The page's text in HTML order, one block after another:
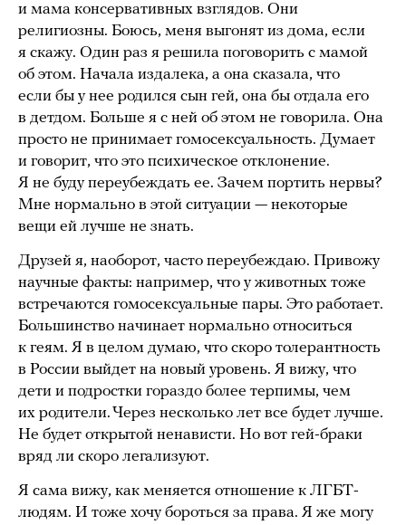
и мама консервативных взглядов. Они
религиозны. Боюсь, меня выгонят из дома, если
я скажу. Один раз я решила поговорить с мамой
об этом. Начала издалека, а она сказала, что
если бы у нее родился сын гей, она бы отдала его
в детдом. Больше я с ней об этом не говорила. Она
просто не принимает гомосексуальность. Думает
и говорит, что это психическое отклонение.
Я не буду переубеждать ее. Зачем портить нервы?
Мне нормально в этой ситуации — некоторые
вещи ей лучше не знать.
Друзей я, наоборот, часто переубеждаю. Привожу
научные факты: например, что у животных тоже
встречаются гомосексуальные пары. Это работает.
Большинство начинает нормально относиться
к геям. Я в целом думаю, что скоро толерантность
в России выйдет на новый уровень. Я вижу, что
дети и подростки гораздо более терпимы, чем
их родители. Через несколько лет все будет лучше.
Не будет открытой ненависти. Но вот гей-браки
вряд ли скоро легализуют.
Я сама вижу, как меняется отношение к ЛГБТ-
людям. И тоже хочу бороться за права. Я же могу